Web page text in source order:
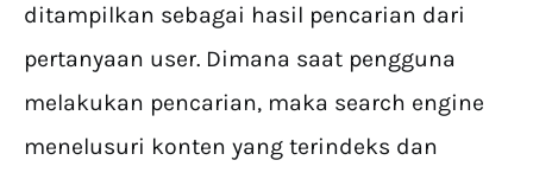
ditampilkan sebagai hasil pencarian dari
pertanyaan user. Dimana saat pengguna
melakukan pencarian, maka search engine
menelusuri konten yang terindeks dan